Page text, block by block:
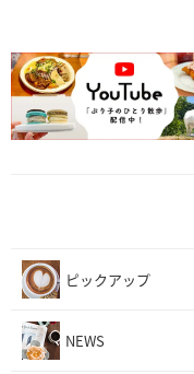
ピックアップ
NEWS